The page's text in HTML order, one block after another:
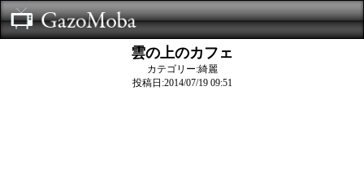
雲の上のカフェ
カテゴリー:綺麗
投稿日:2014/07/19 09:51